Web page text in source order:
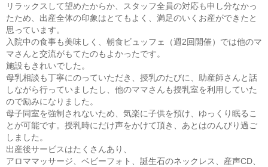
リラックスして望めたからか、スタッフ全員の対応も申し分なかっ
たため、出産全体の印象はとてもよく、満足のいくお産ができたと
思っています。
入院中の食事も美味しく、朝食ビュッフェ（週2回開催）では他のマ
マさんと交流がもてたのもよかったです。
施設もきれいでした。
母乳相談も丁寧にのっていただき、授乳のたびに、助産師さんと話
しながら行っていましたし、他のママさんも授乳室を利用していた
ので励みになりました。
母子同室を強制されないため、気楽に子供を預け、ゆっくり眠るこ
とが可能です。授乳時にだけ声をかけて頂き、あとはのんびり過ご
しました。
出産後サービスはたくさんあり、
アロママッサージ、ベビーフォト、誕生石のネックレス、産声CD、